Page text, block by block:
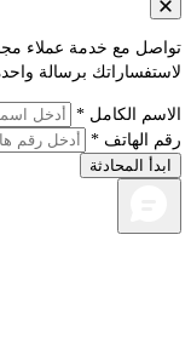
مع خدمة عملاء
برسالة واحدة.
الكامل *
الهاتف *
المحادثة